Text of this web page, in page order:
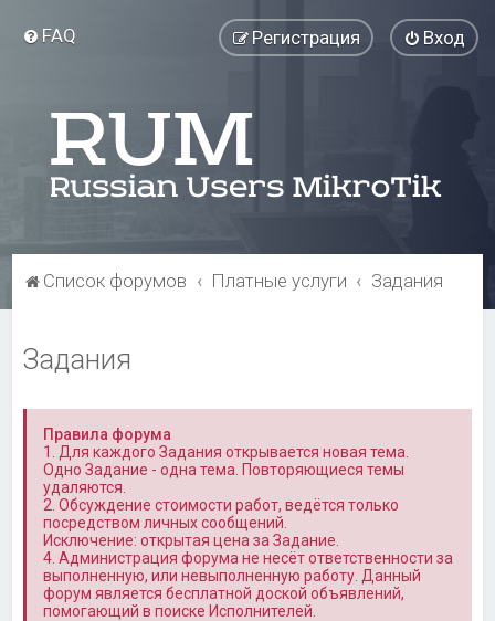
FAQ Вход
Регистрация
Список форумов Платные услуги Задания
Задания
Правила форума
1. Для каждого Задания открывается новая тема.
Одно Задание - одна тема. Повторяющиеся темы
удаляются.
2. Обсуждение стоимости работ, ведётся только
посредством личных сообщений.
Исключение: открытая цена за Задание.
4. Администрация форума не несёт ответственности за
выполненную, или невыполненную работу. Данный
форум является бесплатной доской объявлений,
помогающий в поиске Исполнителей.